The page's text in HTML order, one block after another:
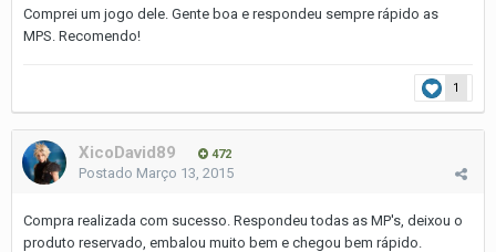
Comprei um jogo dele. Gente boa e respondeu sempre rápido as
MPS. Recomendo!
1
XicoDavid89 472
Postado Março 13, 2015
Compra realizada com sucesso. Respondeu todas as MP's, deixou o
produto reservado, embalou muito bem e chegou bem rápido.